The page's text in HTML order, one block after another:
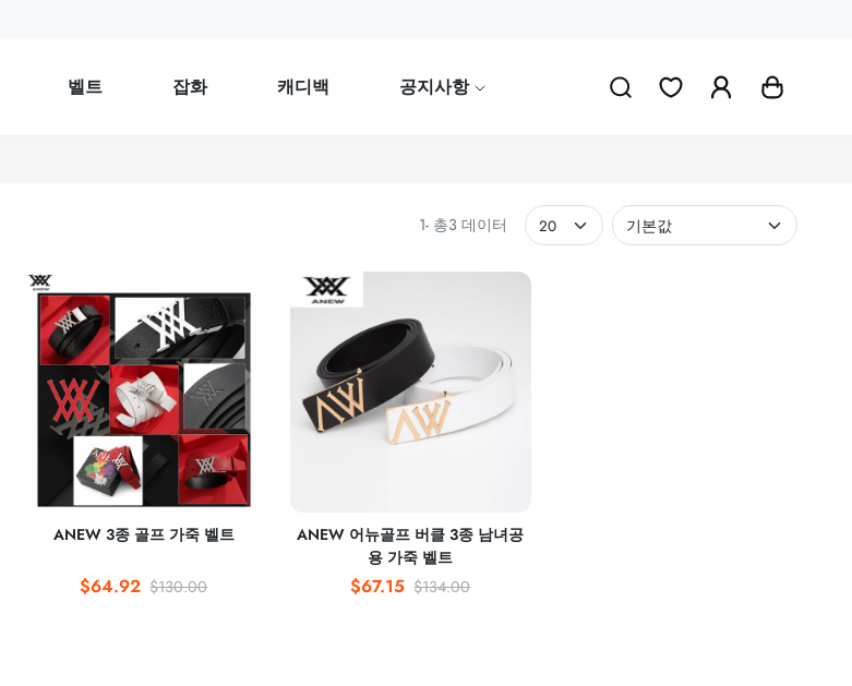
벨트 잡화 캐디백 공지사항
1- 총3 데이터
ANEW 3종 골프 가죽 벨트
$64.92 $130.00
ANEW 어뉴골프 버클 3종 남녀공
용 가죽 벨트
$67.15 $134.00